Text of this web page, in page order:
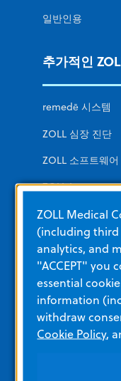
일반인용
추가적인
remedē 시스템
ZOLL 심장 진단
ZOLL 소프트웨
ZOLL Itamar
라이프베스트 웨
교육 및 자료
다른 자원 및 링크
교육
ZOLL Medical
(including third
analytics, and
"ACCEPT" you
essential
information
withdraw
Cookie Policy,